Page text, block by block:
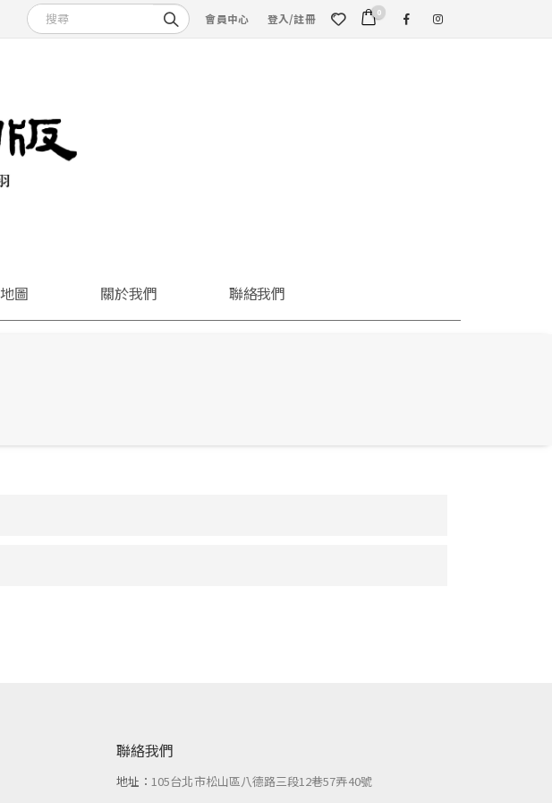
會員中心 登入/註冊 0
圖 關於我們 聯絡我們
聯絡我們
地址： 105台北市松山區八德路三段12巷57弄40號